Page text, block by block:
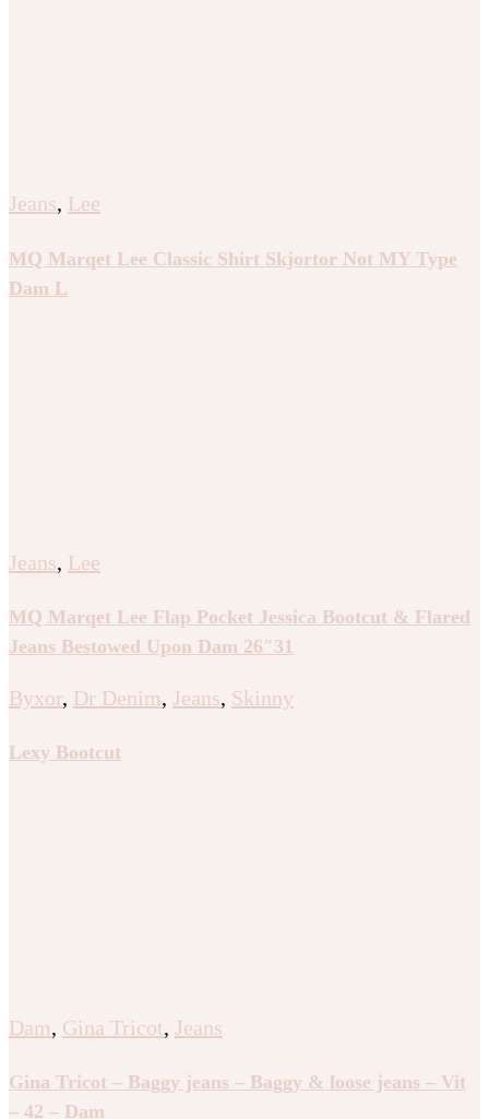
Jeans, Lee
MQ Marqet Lee Classic Shirt Skjortor Not MY Type
Dam L
Jeans, Lee
MQ Marqet Lee Flap Pocket Jessica Bootcut & Flared
Jeans Bestowed Upon Dam 26″31
Byxor, Dr Denim, Jeans, Skinny
Lexy Bootcut
Dam, Gina Tricot, Jeans
Gina Tricot – Baggy jeans – Baggy & loose jeans – Vit
– 42 – Dam